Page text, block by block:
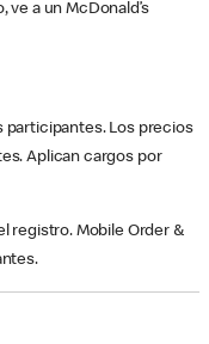
a un McDonald’s
participantes. Los precios
Aplican cargos por
registro. Mobile Order &